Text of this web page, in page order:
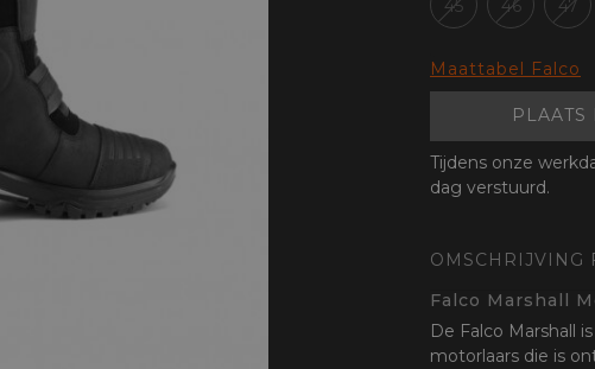
Sloten 45 46 47
Maattabel Falco
Tijdens onze
dag verstuurd.
OMSCHRIJVING
Falco Marshall
De Falco Marshall
motorlaars die is